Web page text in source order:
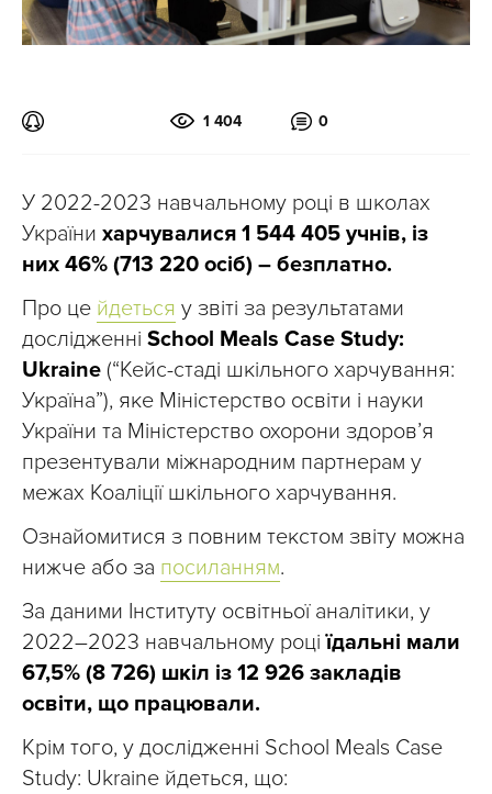
1 404 0
У 2022-2023 навчальному році в школах
України харчувалися 1 544 405 учнів, із
них 46% (713 220 осіб) – безплатно.
Про це йдеться у звіті за результатами
дослідженні School Meals Case Study:
Ukraine (“Кейс-стаді шкільного харчування:
Україна”), яке Міністерство освіти і науки
України та Міністерство охорони здоров’я
презентували міжнародним партнерам у
межах Коаліції шкільного харчування.
Ознайомитися з повним текстом звіту можна
нижче або за посиланням.
За даними Інституту освітньої аналітики, у
2022–2023 навчальному році їдальні мали
67,5% (8 726) шкіл із 12 926 закладів
освіти, що працювали.
Крім того, у дослідженні School Meals Case
Study: Ukraine йдеться, що: